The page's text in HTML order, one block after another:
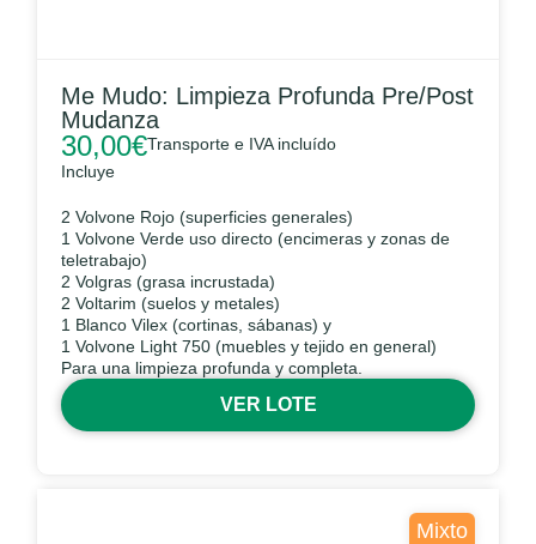
Me Mudo: Limpieza Profunda Pre/Post
Mudanza
30,00€Transporte e IVA incluído
Incluye
2 Volvone Rojo (superficies generales)
1 Volvone Verde uso directo (encimeras y zonas de
teletrabajo)
2 Volgras (grasa incrustada)
2 Voltarim (suelos y metales)
1 Blanco Vilex (cortinas, sábanas) y
1 Volvone Light 750 (muebles y tejido en general)
Para una limpieza profunda y completa.
VER LOTE
Mixto